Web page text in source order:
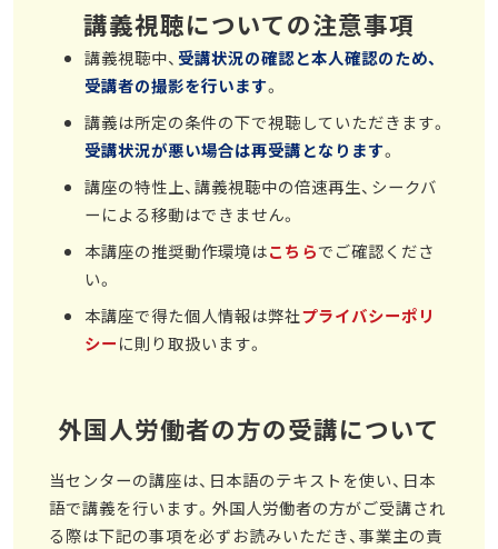
講義視聴についての注意事項
講義視聴中、 受講状況の確認と本人確認のため、
受講者の撮影を行います。
講義は所定の条件の下で視聴していただきます。
受講状況が悪い場合は再受講となります。
講座の特性上、講義視聴中の倍速再生、シークバ
ーによる移動はできません。
本講座の推奨動作環境はこちらでご確認くださ
い。
本講座で得た個人情報は弊社プライバシーポリ
シーに則り取扱います。
外国人労働者の方の受講について
当センターの講座は、日本語のテキストを使い、日本
語で講義を行います。外国人労働者の方がご受講され
る際は下記の事項を必ずお読みいただき、事業主の責